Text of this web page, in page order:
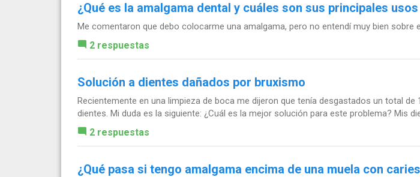
¿Qué es la amalgama dental y cuáles son sus principales
Me comentaron que debo colocarme una amalgama, pero no entendí muy bien sobre
2 respuestas
Solución a dientes dañados por bruxismo
Recientemente en una limpieza de boca me dijeron que tenía desgastados un total
dientes. Mi duda es la siguiente: ¿Cuál es la mejor solución para este problema? Mis
2 respuestas
¿Qué pasa si tengo amalgama encima de una muela con